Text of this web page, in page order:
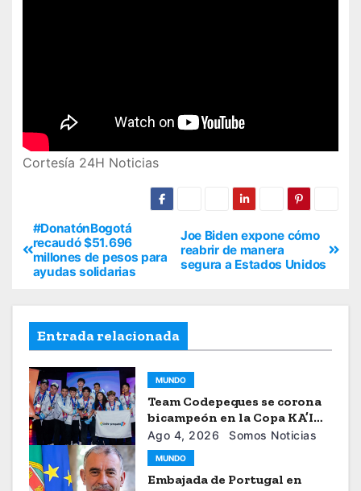
Cortesía 24H Noticias
Joe Biden expone cómo
reabrir de manera
segura a Estados Unidos
#DonatónBogotá
recaudó $51.696
millones de pesos para
ayudas solidarias
Entrada relacionada
MUNDO
Team Codepeques se corona
bicampeón en la Copa KA’I
2026
Ago 4, 2026 Somos Noticias
MUNDO
Embajada de Portugal en